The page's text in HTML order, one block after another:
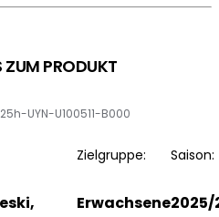
ZUM PRODUKT
UYN-U100511-B000
Zielgruppe:
Erwachsene
Saison:
2025/